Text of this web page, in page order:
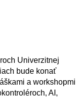
Univerzitnej
bude konať
a workshopmi
AI,